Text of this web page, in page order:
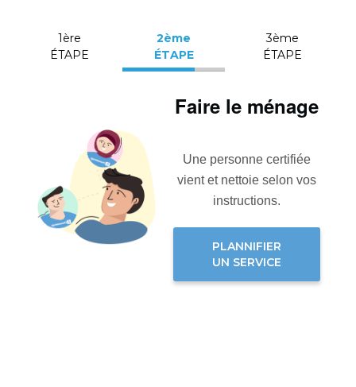
1ère
ÉTAPE
2ème
ÉTAPE
3ème
ÉTAPE
Faire le ménage
Une personne certifiée
vient et nettoie selon vos
instructions.
PLANNIFIER
UN SERVICE